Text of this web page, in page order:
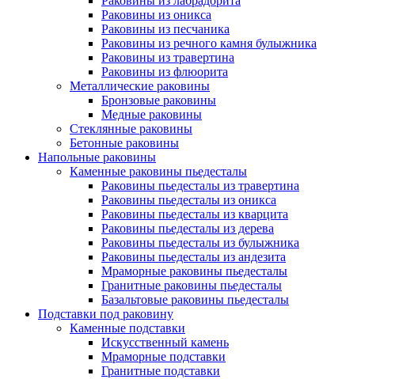
Раковины из оникса
Раковины из песчаника
Раковины из речного камня булыжника
Раковины из травертина
Раковины из флюорита
Металлические раковины
Бронзовые раковины
Медные раковины
Стеклянные раковины
Бетонные раковины
Напольные раковины
Каменные раковины пьедесталы
Раковины пьедесталы из травертина
Раковины пьедесталы из оникса
Раковины пьедесталы из кварцита
Раковины пьедесталы из дерева
Раковины пьедесталы из булыжника
Раковины пьедесталы из андезита
Мраморные раковины пьедесталы
Гранитные раковины пьедесталы
Базальтовые раковины пьедесталы
Подставки под раковину
Каменные подставки
Искусственный камень
Мраморные подставки
Гранитные подставки